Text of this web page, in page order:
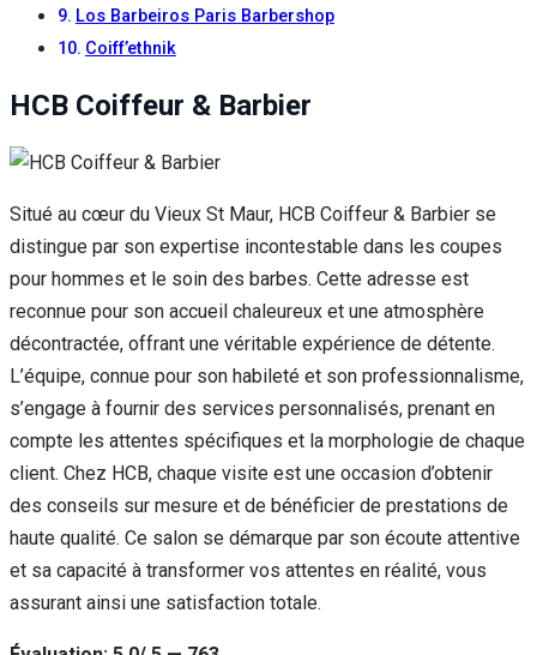
Los Barbeiros Paris Barbershop
Coiff’ethnik
HCB Coiffeur & Barbier
Situé au cœur du Vieux St Maur, HCB Coiffeur & Barbier se
distingue par son expertise incontestable dans les coupes
pour hommes et le soin des barbes. Cette adresse est
reconnue pour son accueil chaleureux et une atmosphère
décontractée, offrant une véritable expérience de détente.
L’équipe, connue pour son habileté et son professionnalisme,
s’engage à fournir des services personnalisés, prenant en
compte les attentes spécifiques et la morphologie de chaque
client. Chez HCB, chaque visite est une occasion d’obtenir
des conseils sur mesure et de bénéficier de prestations de
haute qualité. Ce salon se démarque par son écoute attentive
et sa capacité à transformer vos attentes en réalité, vous
assurant ainsi une satisfaction totale.